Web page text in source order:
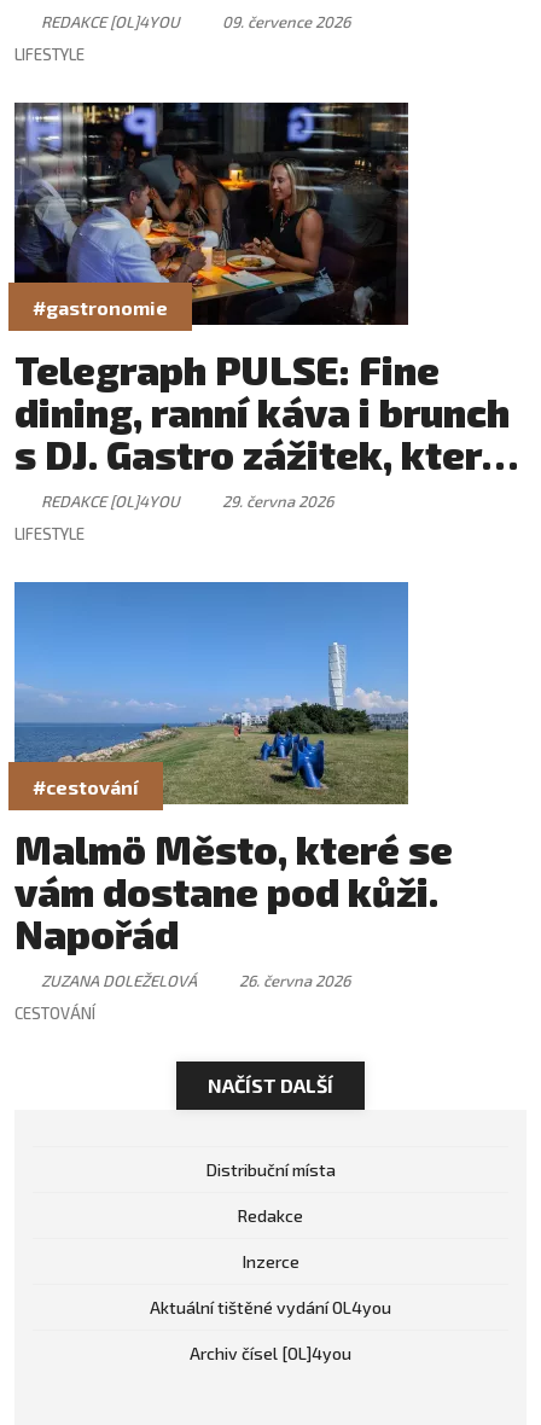
REDAKCE [OL]4YOU
09. července 2026
LIFESTYLE
#gastronomie
Telegraph PULSE: Fine
dining, ranní káva i brunch
s DJ. Gastro zážitek, který
má svůj rytmus
REDAKCE [OL]4YOU
29. června 2026
LIFESTYLE
#cestování
Malmö Město, které se
vám dostane pod kůži.
Napořád
ZUZANA DOLEŽELOVÁ
26. června 2026
CESTOVÁNÍ
NAČÍST DALŠÍ
Distribuční místa
Redakce
Inzerce
Aktuální tištěné vydání OL4you
Archiv čísel [OL]4you